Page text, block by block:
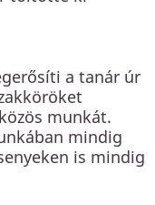
a tanár úr
munkát.
mindig
is mindig